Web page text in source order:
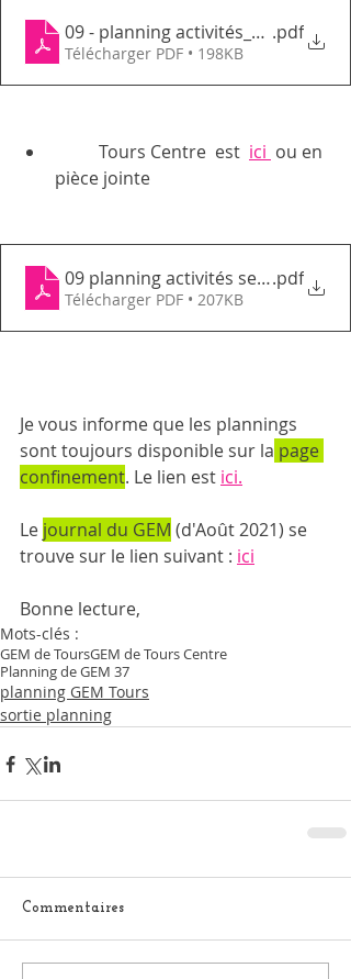
09 - planning .pdf
Télécharger PDF • 198KB
	Tours Centre  est
ici ou en
pièce jointe
09 planning activités septembre
.pdf
Télécharger PDF • 207KB
Je vous informe que les plannings
sont toujours disponible sur la page
confinement. Le lien est ici.
Le journal du GEM (d'Août 2021) se
trouve sur le lien suivant : ici
Bonne lecture,
Mots-clés :
GEM de ToursGEM de Tours Centre
Planning de GEM 37
planning GEM Tours
sortie planning
Commentaires